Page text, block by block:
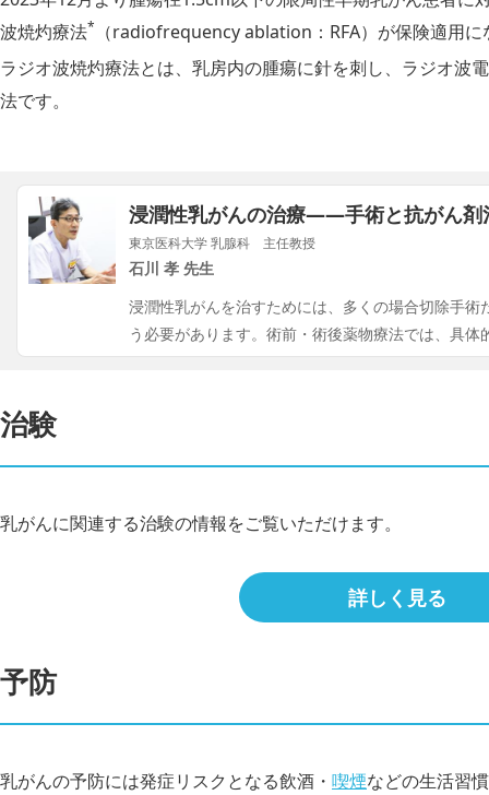
波焼灼療法*
（radiofrequency ablation：RFA）が保険適用
ラジオ波焼灼療法とは、乳房内の腫瘍に針を刺し、ラジオ波
法です。
浸潤性乳がんの治療――手術と抗がん剤
東京医科大学 乳腺科 主任教授
石川 孝 先生
浸潤性乳がんを治すためには、多くの場合切除手
う必要があります。術前・術後薬物療法では、具体
治験
乳がんに関連する治験の情報をご覧いただけます。
詳しく見る
予防
乳がんの予防には発症リスクとなる飲酒・ 喫煙などの生活習